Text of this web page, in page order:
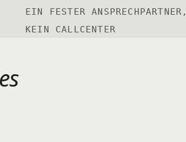
EIN FESTER ANSPRECHPARTNER,
KEIN CALLCENTER